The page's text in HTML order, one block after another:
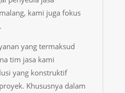
, kami juga fokus
yang termaksud
tim jasa kami
yang konstruktif
Khususnya dalam